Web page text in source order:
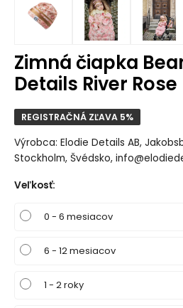
Zimná čiapka
Details River Rose
REGISTRAČNÁ ZĽAVA 5%
Výrobca: Elodie Details AB,
Stockholm, Švédsko,
Veľkosť:
0 - 6 mesiacov
6 - 12 mesiacov
1 - 2 roky